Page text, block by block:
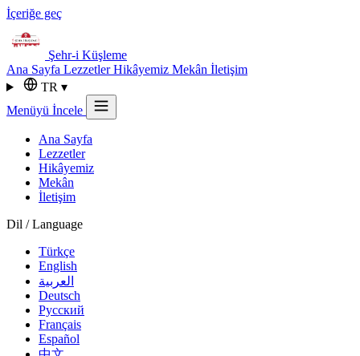
İçeriğe geç
Şehr-i Küşleme
Ana Sayfa LezzetlerHikâyemiz Mekân İletişim
TR ▾
Menüyü İncele
Ana Sayfa
Lezzetler
Hikâyemiz
Mekân
İletişim
Dil / Language
Türkçe
English
العربية
Deutsch
Русский
Français
Español